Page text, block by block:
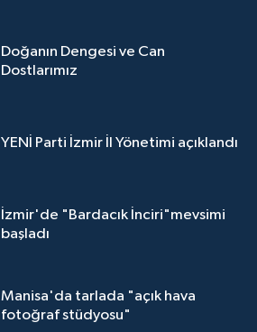
Doğanın Dengesi ve Can
Dostlarımız
YENİ Parti İzmir İl Yönetimi açıklandı
İzmir'de "Bardacık İnciri"mevsimi
başladı
Manisa'da tarlada "açık hava
fotoğraf stüdyosu"